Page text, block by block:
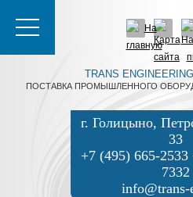
TRANS
ПОСТАВКА ПРОМЫШЛЕННОГО
г. Голицыно,
33
+7 (495) 665-
7332
info@trans-